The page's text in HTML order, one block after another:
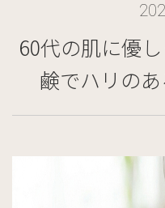
60代の肌に優
鹸でハリの